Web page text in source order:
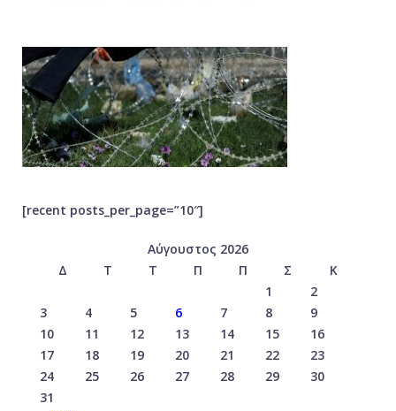
[recent posts_per_page=”10″]
Αύγουστος 2026
Δ
Τ Τ Π Π Σ
Κ
1
2
3
4 5 6 7 8
9
10
11 12 13 14 15
16
17
18 19 20 21 22
23
24
25 26 27 28 29
30
31